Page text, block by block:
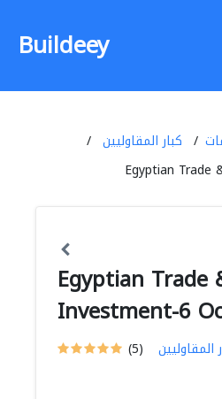
Buildeey
كبار المقاوليين
Egyptian
Egyptian Trade
Investment-6
(5) المقاوليين